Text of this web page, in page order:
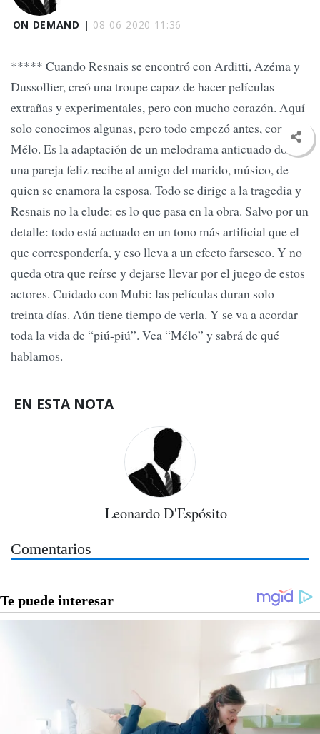
ON DEMAND | 08-06-2020 11:36
***** Cuando Resnais se encontró con Arditti, Azéma y
Dussollier, creó una troupe capaz de hacer películas
extrañas y experimentales, pero con mucho corazón. Aquí
solo conocimos algunas, pero todo empezó antes, con
Mélo. Es la adaptación de un melodrama anticuado donde
una pareja feliz recibe al amigo del marido, músico, de
quien se enamora la esposa. Todo se dirige a la tragedia y
Resnais no la elude: es lo que pasa en la obra. Salvo por un
detalle: todo está actuado en un tono más artificial que el
que correspondería, y eso lleva a un efecto farsesco. Y no
queda otra que reírse y dejarse llevar por el juego de estos
actores. Cuidado con Mubi: las películas duran solo
treinta días. Aún tiene tiempo de verla. Y se va a acordar
toda la vida de “piú-piú”. Vea “Mélo” y sabrá de qué
hablamos.
EN ESTA NOTA
Leonardo D'Espósito
Comentarios